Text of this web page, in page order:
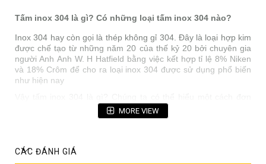
Tấm inox 304 là gì? Có những loại tấm inox 304 nào?
Inox 304 hay còn gọi là thép không gỉ 304. Đây là loại hợp kim
được chế tạo từ những năm 20 của thế kỷ 20 bởi chuyên gia
người Anh Anh W. H Hatfield bằng việc kết hợp tỉ lệ 8% Niken
và 18% Crôm để cho ra loại inox 304 được sử dụng phổ biến
như hiện nay
giản nó là sản phẩm được cán mỏng thành dạng tấm với độ
dày và kích thước khác nhau từ inox 304 và được gọi trong
Tấm inox 304 hiện nay có 2 loại phổ biến:
MORE VIEW
CÁC ĐÁNH GIÁ